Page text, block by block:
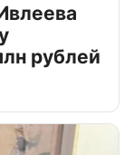
рублей